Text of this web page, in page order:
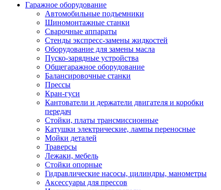
Гаражное оборудование
Автомобильные подъемники
Шиномонтажные станки
Сварочные аппараты
Стенды экспресс-замены жидкостей
Оборудование для замены масла
Пуско-зарядные устройства
Общегаражное оборудование
Балансировочные станки
Прессы
Кран-гуси
Кантователи и держатели двигателя и коробки
передач
Стойки, платы трансмиссионные
Катушки электрические, лампы переносные
Мойки деталей
Траверсы
Лежаки, мебель
Стойки опорные
Гидравлические насосы, цилиндры, манометры
Аксессуары для прессов